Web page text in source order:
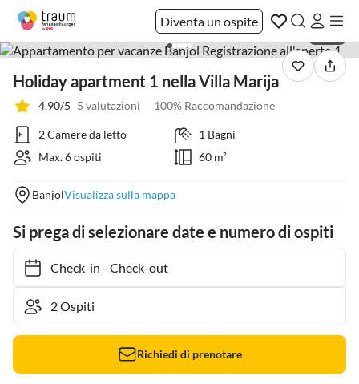
Diventa un ospite
Holiday apartment 1 nella Villa Marija
4.90/5 5 valutazioni 100% Raccomandazione
2 Camere da letto
1 Bagni
Max. 6 ospiti
60 m²
BanjolVisualizza sulla mappa
Si prega di selezionare date e numero di ospiti
Check-in- Check-out
Richiedi di prenotare